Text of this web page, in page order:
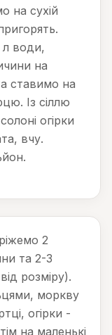
на сухій
води,
на
ставимо на
Із сіллю
огірки
вчу.
2
та 2-3
розміру).
моркву
огірки -
на маленькі